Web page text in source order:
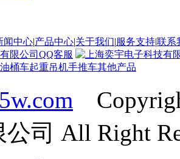
闻中心|产品中心|关于我们|服务支持|联系
油桶车起重吊机手推车其他产品
司 All Right